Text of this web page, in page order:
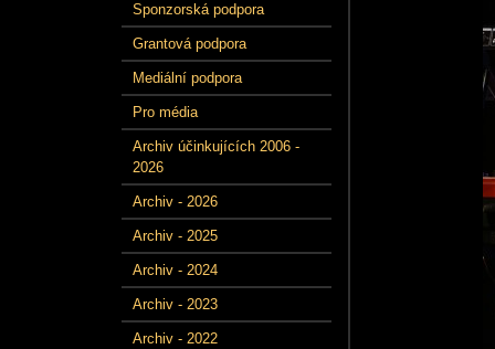
Sponzorská podpora
Grantová podpora
Mediální podpora
Pro média
Archiv účinkujících 2006 -
2026
Archiv - 2026
Archiv - 2025
Archiv - 2024
Archiv - 2023
Archiv - 2022